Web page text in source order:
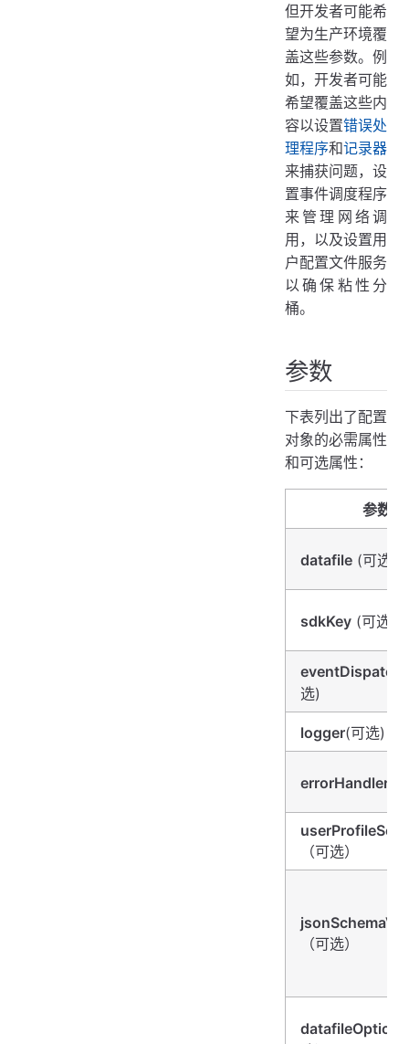
但开发者可能希
望为生产环境覆
盖这些参数。例
如，开发者可能
希望覆盖这些内
容以设置错误处
理程序和记录器
来捕获问题，设
置事件调度程序
来管理网络调
用，以及设置用
户配置文件服务
以确保粘性分
桶。
参数
下表列出了配置
对象的必需属性
和可选属性：
参数
datafile (可选)
sdkKey (可选)
选)
logger(可选)
errorHandler
（可选）
（可选）
datafileOptions